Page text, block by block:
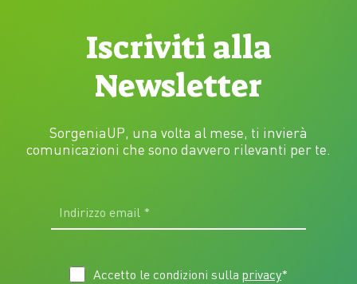
Iscriviti alla
Newsletter
SorgeniaUP, una volta al mese, ti invierà
comunicazioni che sono davvero rilevanti per te.
Accetto le condizioni sulla privacy*